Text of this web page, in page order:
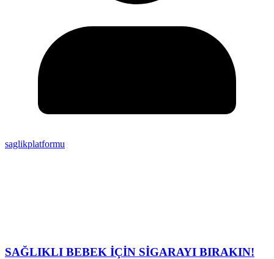
saglikplatformu
SAĞLIKLI BEBEK İÇİN SİGARAYI BIRAKIN!